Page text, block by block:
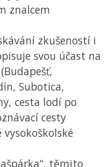
znalcem
zkušeností i
svou účast na
Subotica,
cesta lodí po
cesty
těmito